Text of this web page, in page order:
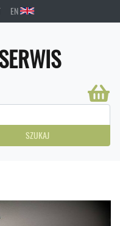
EN
SZUKAJ